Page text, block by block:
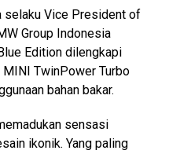
selaku Vice President of
Group Indonesia
Edition dilengkapi
TwinPower Turbo
bahan bakar.
sensasi
ikonik. Yang paling